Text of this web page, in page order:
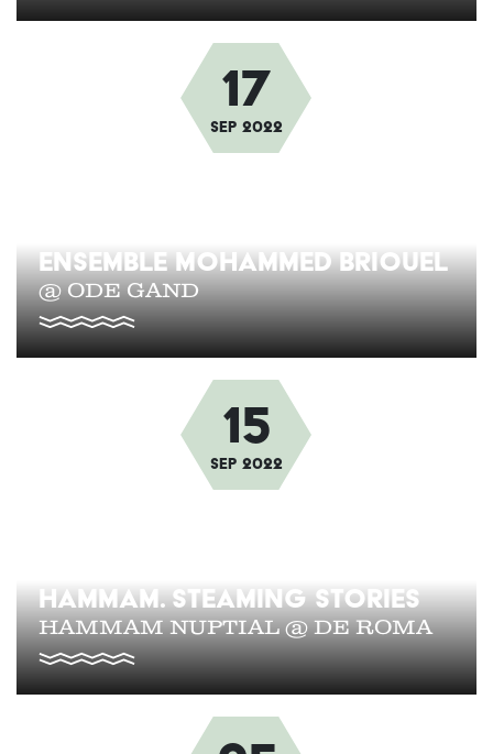
17
Sep 2022
ENSEMBLE MOHAMMED BRIOUEL
@ ODE GAND
15
Sep 2022
HAMMAM. STEAMING STORIES
HAMMAM NUPTIAL @ DE ROMA